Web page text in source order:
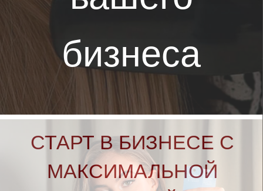
МАКСИМАЛЬНОЙ
Закажите товары на сумму от100 000 ₽
по оптовой цене — и получите
20 000 ₽
уверенность в результате с первого дня
Начните свой бизнес в мире красоты с
выгодой